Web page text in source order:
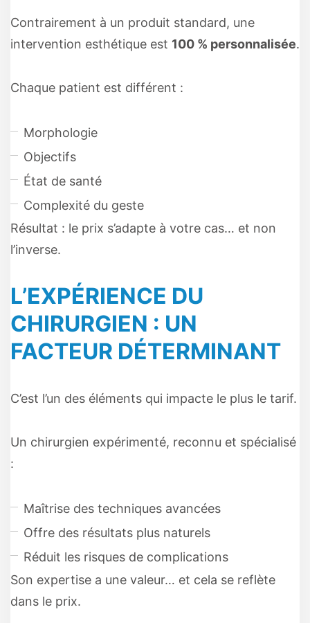
Contrairement à un produit standard, une
intervention esthétique est 100 % personnalisée.
Chaque patient est différent :
Morphologie
Objectifs
État de santé
Complexité du geste
Résultat : le prix s’adapte à votre cas… et non
l’inverse.
L’EXPÉRIENCE DU
CHIRURGIEN : UN
FACTEUR DÉTERMINANT
C’est l’un des éléments qui impacte le plus le tarif.
Un chirurgien expérimenté, reconnu et spécialisé
:
Maîtrise des techniques avancées
Offre des résultats plus naturels
Réduit les risques de complications
Son expertise a une valeur… et cela se reflète
dans le prix.